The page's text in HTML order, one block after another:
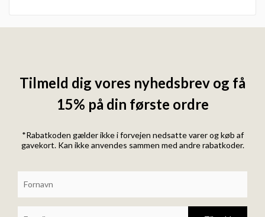
Tilmeld dig vores nyhedsbrev og få
15% på din første ordre
*Rabatkoden gælder ikke i forvejen nedsatte varer og køb af
gavekort. Kan ikke anvendes sammen med andre rabatkoder.